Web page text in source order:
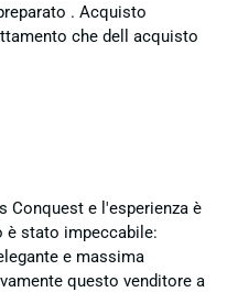
. Acquisto
che dell acquisto
Conquest e l'esperienza è
è stato impeccabile:
e massima
questo venditore a